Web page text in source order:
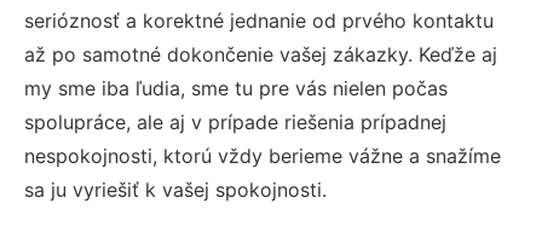
serióznosť a korektné jednanie od prvého kontaktu
až po samotné dokončenie vašej zákazky. Keďže aj
my sme iba ľudia, sme tu pre vás nielen počas
spolupráce, ale aj v prípade riešenia prípadnej
nespokojnosti, ktorú vždy berieme vážne a snažíme
sa ju vyriešiť k vašej spokojnosti.